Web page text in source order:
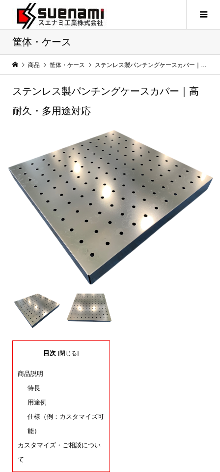
筐体・ケース
商品 筐体・ケース ステンレス製パンチングケースカバー｜高耐久・多用途対応
ステンレス製パンチングケースカバー｜高
耐久・多用途対応
目次 [閉じる]
商品説明
特長
用途例
仕様（例：カスタマイズ可
能）
カスタマイズ・ご相談につい
て